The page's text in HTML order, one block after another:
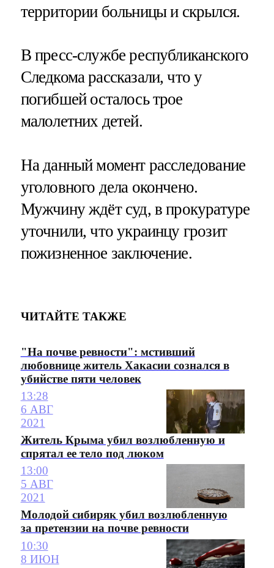
территории больницы и скрылся.
В пресс-службе республиканского
Следкома рассказали, что у
погибшей осталось трое
малолетних детей.
На данный момент расследование
уголовного дела окончено.
Мужчину ждёт суд, в прокуратуре
уточнили, что украинцу грозит
пожизненное заключение.
ЧИТАЙТЕ ТАКЖЕ
"На почве ревности": мстивший
любовнице житель Хакасии сознался в
убийстве пяти человек
13:28
6 АВГ
2021
Житель Крыма убил возлюбленную и
спрятал ее тело под люком
13:00
5 АВГ
2021
Молодой сибиряк убил возлюбленную
за претензии на почве ревности
10:30
8 ИЮН